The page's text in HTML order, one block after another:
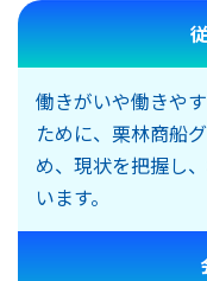
働きがいや働きや
ために、栗林商船
め、現状を把握し
います。